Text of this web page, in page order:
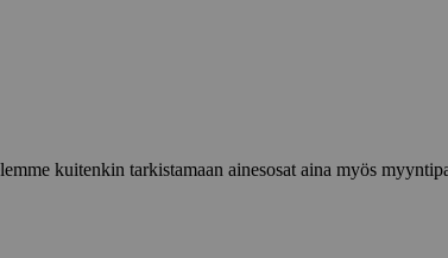
kuitenkin tarkistamaan ainesosat aina myös